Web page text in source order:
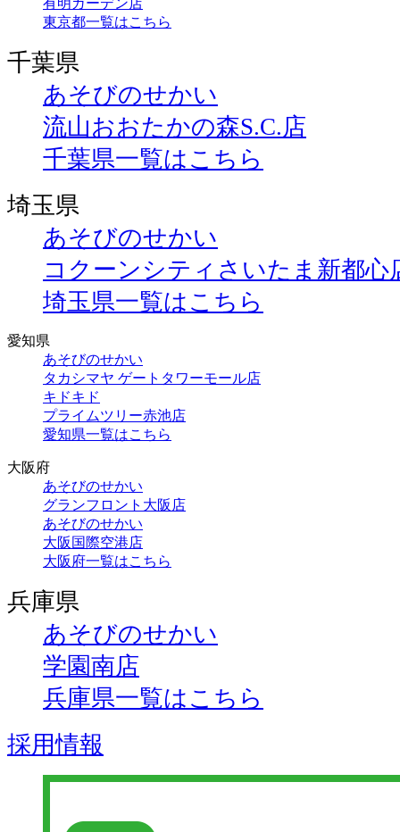
有明ガーデン店
東京都一覧はこちら
千葉県
あそびのせかい
流山おおたかの森S.C.店
千葉県一覧はこちら
埼玉県
あそびのせかい
コクーンシティさいたま新都心
埼玉県一覧はこちら
愛知県
あそびのせかい
タカシマヤ ゲートタワーモール店
キドキド
プライムツリー赤池店
愛知県一覧はこちら
大阪府
あそびのせかい
グランフロント大阪店
あそびのせかい
大阪国際空港店
大阪府一覧はこちら
兵庫県
あそびのせかい
学園南店
兵庫県一覧はこちら
採用情報